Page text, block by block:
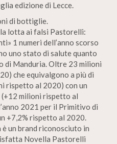
edizione di Lecce.
di bottiglie.
lotta ai falsi Pastorelli:
1 numeri dell’anno scorso
uno stato di salute quanto
di Manduria. Oltre 23 milioni
che equivalgono a più di
rispetto al 2020) con un
milioni rispetto al
2021 per il Primitivo di
+7,2% rispetto al 2020.
un brand riconosciuto in
Novella Pastorelli